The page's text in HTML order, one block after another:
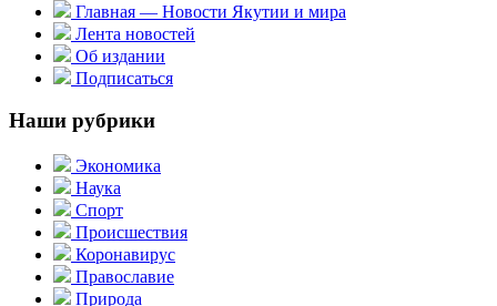
Главная — Новости Якутии и мира
Лента новостей
Об издании
Подписаться
Наши рубрики
Экономика
Наука
Спорт
Происшествия
Коронавирус
Православие
Природа